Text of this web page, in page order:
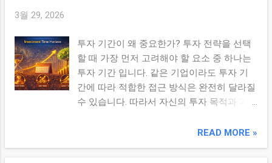
효과가 커집니다. 3. 분산투자의 효과 ① 리스
크 감소 특정 자산의 손실이 전체 포트폴리오
에 미치는 영향을 줄입니다. ② 안정적 수익
변동성이 완화되어 보다 안정적인 수익 흐름
을 만들 수 있습니다. 4. 분산 vs 집중 투자 항
변동성 낮음 높음 관리 난이도 낮음 높음 5.
투자자가 자주 하는 실수 과도한 집중 투자
3월 29, 2026
투자 기간이 왜 중요한가? 투자 전략을 선택
할 때 가장 먼저 고려해야 할 요소 중 하나는
투자 기간 입니다. 같은 기업이라도 투자 기
간에 따라 적합한 접근 방식은 완전히 달라질
수 있습니다. 따라서 자신의 투자 목적과 기
요약 투자 기간에 따라 장기투자와 단기투자
READ MORE »